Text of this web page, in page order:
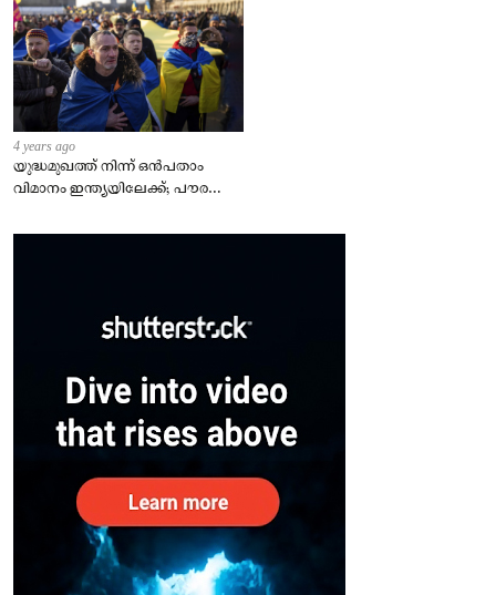
4 years ago
യുദ്ധമുഖത്ത് നിന്ന് ഒൻപതാം
വിമാനം ഇന്ത്യയിലേക്ക്; പൗരന്മാർ
– കേന്ദ്രം